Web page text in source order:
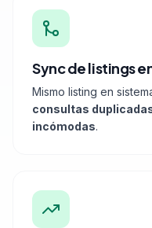
Sync de listings
Mismo listing en
consultas
incómodas.